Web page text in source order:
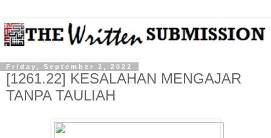
Friday, September 2, 2022
[1261.22] KESALAHAN MENGAJAR
TANPA TAULIAH